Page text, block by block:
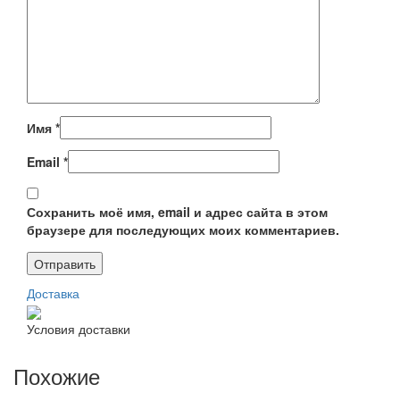
Имя *
Email *
Сохранить моё имя, email и адрес сайта в этом
браузере для последующих моих комментариев.
Доставка
Условия доставки
Похожие